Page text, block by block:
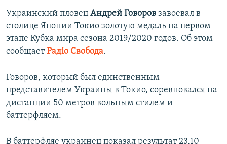
Украинский пловец Андрей Говоров завоевал в
столице Японии Токио золотую медаль на первом
этапе Кубка мира сезона 2019/2020 годов. Об этом
сообщаетРадіо Свобода.
Говоров, который был единственным
представителем Украины в Токио, соревновался на
дистанции 50 метров вольным стилем и
баттерфляем.
В баттерфляе украинец показал результат 23,10